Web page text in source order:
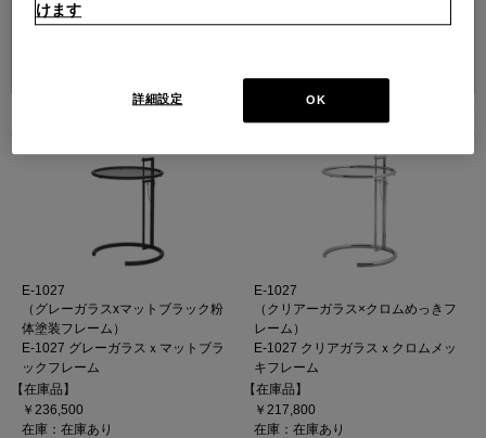
E-1027
（グレーガラスxマットブラック粉
体塗装フレーム）
E-1027 グレーガラスｘマットブラ
ックフレーム
【在庫品】
￥236,500
在庫：在庫あり
E-1027
（クリアーガラス×クロムめっきフ
レーム）
E-1027 クリアガラスｘクロムメッ
キフレーム
【在庫品】
￥217,800
在庫：在庫あり
けます
OK
詳細設定